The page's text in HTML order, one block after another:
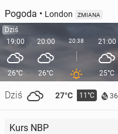
Pogoda • London ZMIANA
Dziś
19:00
26°C
Dziś 27°C 11°C 36
20:00
26°C
20:38 21:00
25°C
Kurs NBP